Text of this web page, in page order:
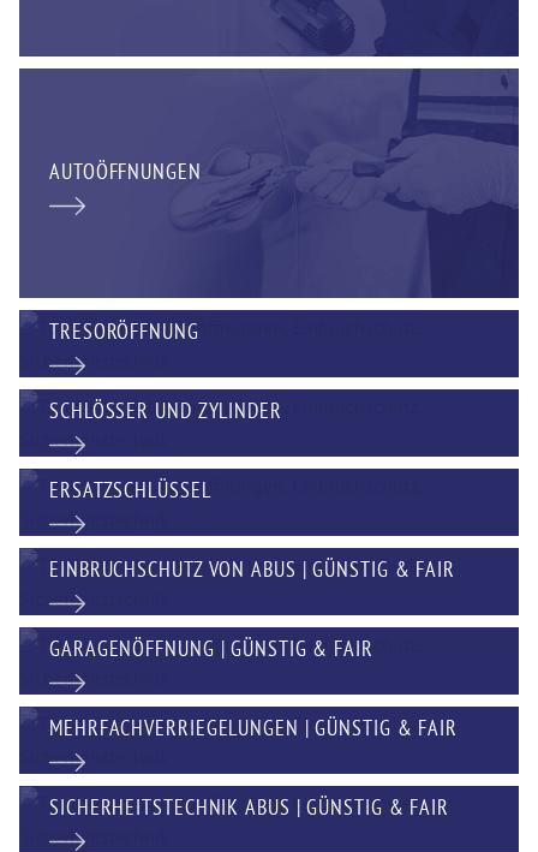
AUTOÖFFNUNGEN
TRESORÖFFNUNG
SCHLÖSSER UND ZYLINDER
ERSATZSCHLÜSSEL
EINBRUCHSCHUTZ VON ABUS | GÜNSTIG & FAIR
GARAGENÖFFNUNG | GÜNSTIG & FAIR
MEHRFACHVERRIEGELUNGEN | GÜNSTIG & FAIR
SICHERHEITSTECHNIK ABUS | GÜNSTIG & FAIR